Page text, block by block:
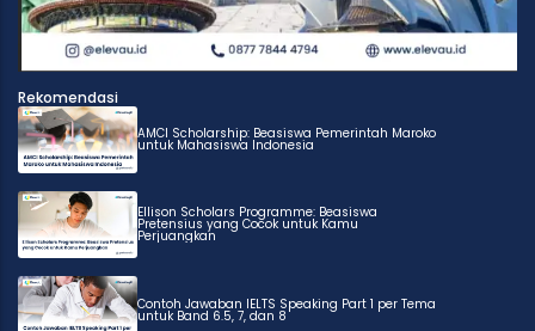
Rekomendasi
AMCI Scholarship: Beasiswa Pemerintah Maroko
untuk Mahasiswa Indonesia
Ellison Scholars Programme: Beasiswa
Pretensius yang Cocok untuk Kamu
Perjuangkan
Contoh Jawaban IELTS Speaking Part 1 per Tema
untuk Band 6.5, 7, dan 8